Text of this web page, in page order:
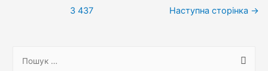
3 437
Наступна сторінка →